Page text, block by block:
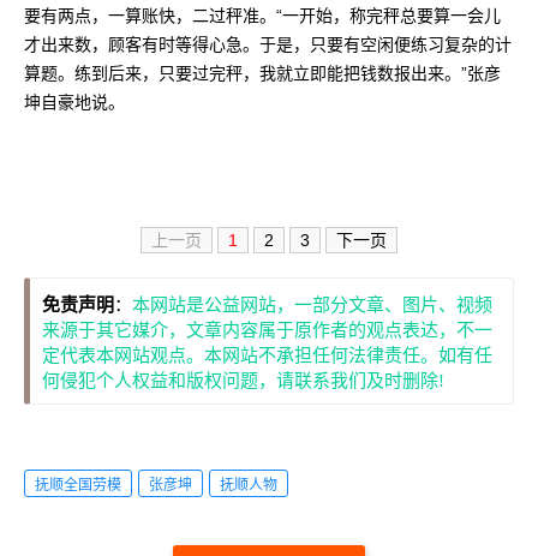
要有两点，一算账快，二过秤准。“一开始，称完秤总要算一会儿
才出来数，顾客有时等得心急。于是，只要有空闲便练习复杂的计
算题。练到后来，只要过完秤，我就立即能把钱数报出来。”张彦
坤自豪地说。
上一页 1 2 3 下一页
免责声明 ： 本网站是公益网站，一部分文章、图片、视频
来源于其它媒介，文章内容属于原作者的观点表达，不一
定代表本网站观点。本网站不承担任何法律责任。如有任
何侵犯个人权益和版权问题，请联系我们及时删除!
抚顺全国劳模 张彦坤 抚顺人物